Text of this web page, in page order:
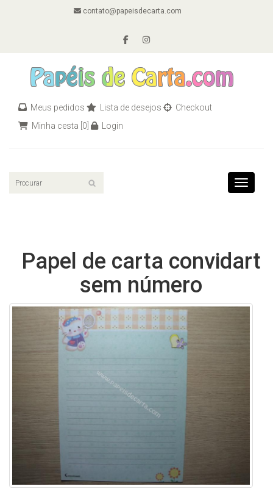
contato@papeisdecarta.com
Meus pedidos Lista de desejos
Checkout
Minha cesta [0] Login
Toggle
Papel de carta convidart
sem número